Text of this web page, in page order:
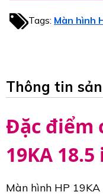
Tags: Màn hình
Thông tin
Đặc điểm
19KA
Màn hình HP